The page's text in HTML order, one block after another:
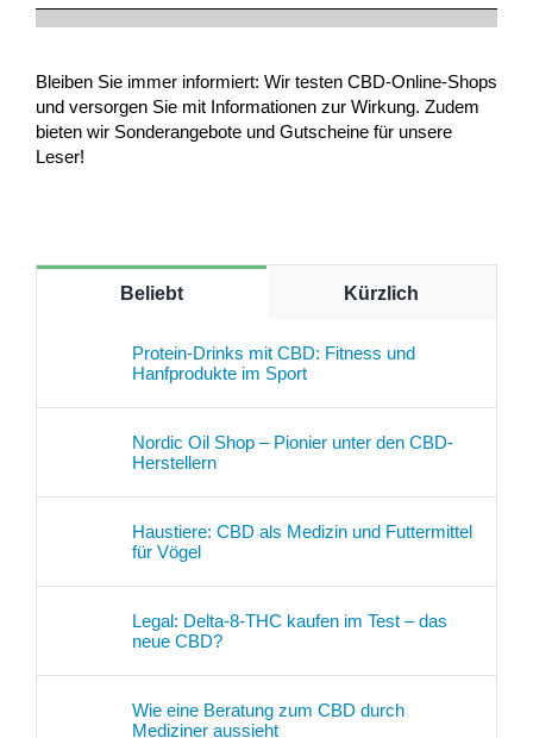
Bleiben Sie immer informiert: Wir testen CBD-Online-Shops
und versorgen Sie mit Informationen zur Wirkung. Zudem
bieten wir Sonderangebote und Gutscheine für unsere
Leser!
Beliebt Kürzlich
Protein-Drinks mit CBD: Fitness und
Hanfprodukte im Sport
Nordic Oil Shop – Pionier unter den CBD-
Herstellern
Haustiere: CBD als Medizin und Futtermittel
für Vögel
Legal: Delta-8-THC kaufen im Test – das
neue CBD?
Wie eine Beratung zum CBD durch
Mediziner aussieht